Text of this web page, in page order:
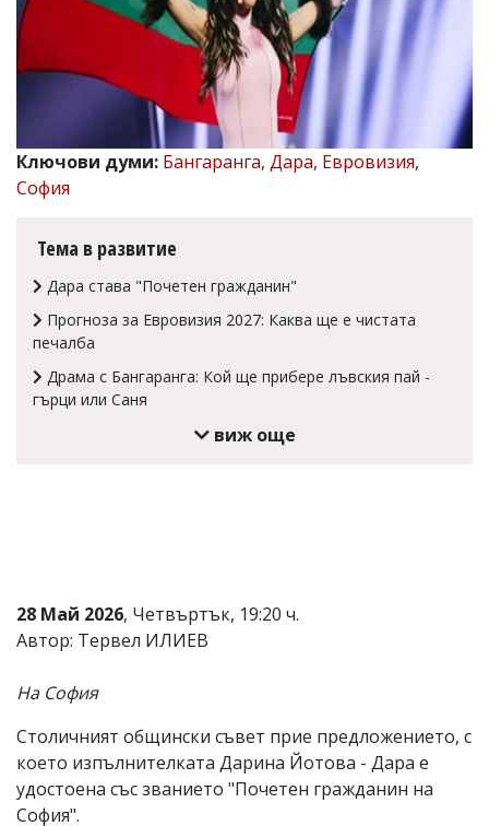
Веселин
Василев,
email:
v.vasilev@flagman.bg
k.kassabova@flagman.bg
Главен
редактор:
Колев,
email:
office@flagman.bg
Коментарите
под
въвеждат
откриете
обиден
за
коментар,
сигнализирайте
ни!
Ключови думи: Бангаранга, Дара, Евровизия,
София
Тема в развитие
Дара става "Почетен гражданин"
Прогноза за Евровизия 2027: Каква ще е чистата
печалба
Драма с Бангаранга: Кой ще прибере лъвския пай -
гърци или Саня
виж още
28 Май 2026, Четвъртък, 19:20 ч.
Автор: Тервел ИЛИЕВ
На София
Столичният общински съвет прие предложението, с
което изпълнителката Дарина Йотова - Дара е
удостоена със званието "Почетен гражданин на
София".